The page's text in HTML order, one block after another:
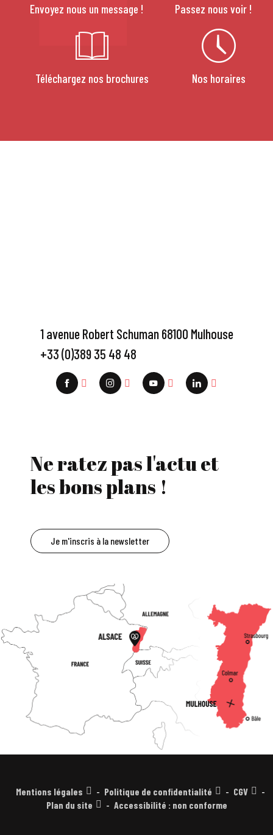
Envoyez nous un message ! Passez nous voir !
Téléchargez nos brochures Nos horaires
1 avenue Robert Schuman 68100 Mulhouse
+33 (0)389 35 48 48
Ne ratez pas l'actu et
les bons plans !
Je m'inscris à la newsletter
Mentions légales Politique de confidentialité
CGV
Plan du site
Accessibilité : non conforme